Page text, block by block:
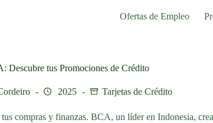
Ofertas de Empleo
Descubre tus Promociones de Crédito
2025 Tarjetas de Crédito
compras y finanzas. BCA, un líder en Indonesia,